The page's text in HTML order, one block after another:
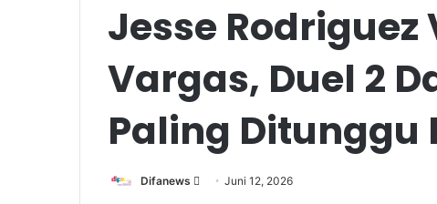
Jesse Rodriguez
Vargas, Duel 2
Paling Ditunggu
Difanews
SendJuni 12, 2026